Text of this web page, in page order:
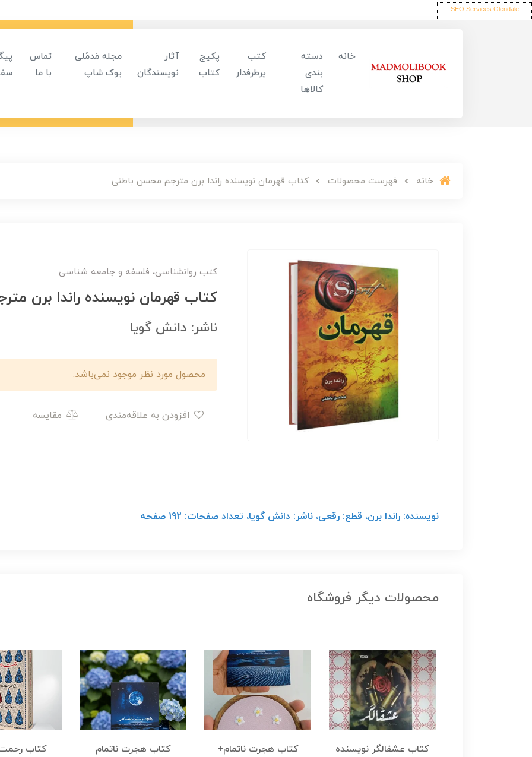
SEO Services Glendale
خانه
دسته
بندی
کالاها
کتب
پرطرفدار
پکیج
کتاب
آثار
نویسندگان
مجله مَدمُلی
بوک شاپ
تماس
با ما
خانه فهرست محصولات کتاب قهرمان نویسنده راندا برن مترجم محسن باطنی
کتب روانشناسی، فلسفه و جامعه شناسی
کتاب قهرمان نویسنده راندا برن
ناشر: دانش گویا
محصول مورد نظر موجود نمی‌باشد.
مقایسه
نویسنده: راندا برن، قطع: رقعی، ناشر: دانش گویا، تعداد صفحات: 192 صفحه
محصولات دیگر فروشگاه
کتاب عشقالگر نویسنده
کتاب هجرت ناتمام+
کتاب هجرت ناتمام
کتاب